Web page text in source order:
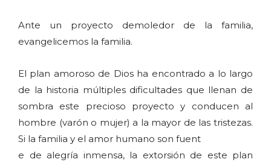
Ante un proyecto demoledor de la familia,
evangelicemos la familia.
El plan amoroso de Dios ha encontrado a lo largo
de la historia múltiples dificultades que llenan de
sombra este precioso proyecto y conducen al
hombre (varón o mujer) a la mayor de las tristezas.
Si la familia y el amor humano son fuent
e de alegría inmensa, la extorsión de este plan